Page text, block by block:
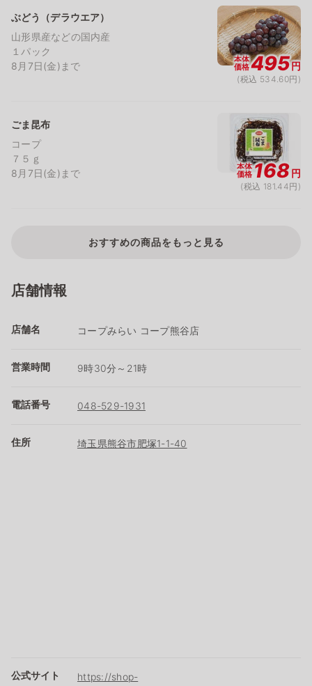
ぶどう（デラウエア）
山形県産などの国内産
１パック
8月7日(金)まで
本体
価格495円
(税込 534.60円)
ごま昆布
コープ
７５ｇ
8月7日(金)まで
本体
価格168円
(税込 181.44円)
おすすめの商品をもっと見る
店舗情報
店舗名 コープみらい コープ熊谷店
営業時間 9時30分～21時
電話番号 048-529-1931
住所 埼玉県熊谷市肥塚1-1-40
公式サイト
https://shop-